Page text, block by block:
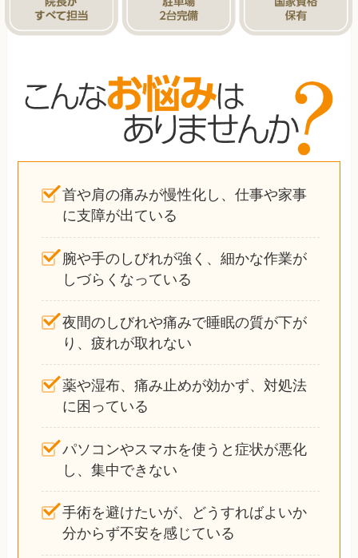
首や肩の痛みが慢性化し、仕事や家事
に支障が出ている
腕や手のしびれが強く、細かな作業が
しづらくなっている
夜間のしびれや痛みで睡眠の質が下が
り、疲れが取れない
薬や湿布、痛み止めが効かず、対処法
に困っている
パソコンやスマホを使うと症状が悪化
し、集中できない
手術を避けたいが、どうすればよいか
分からず不安を感じている